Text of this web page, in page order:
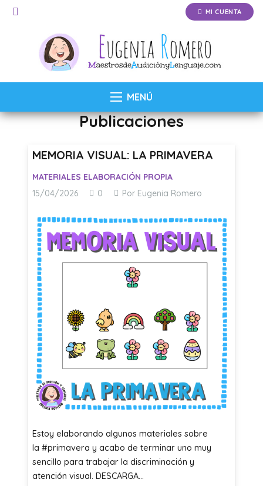
MI CUENTA
MENÚ
Publicaciones
MEMORIA VISUAL: LA PRIMAVERA
MATERIALES ELABORACIÓN PROPIA
15/04/2026
0 Por Eugenia Romero
Estoy elaborando algunos materiales sobre
la #primavera y acabo de terminar uno muy
sencillo para trabajar la discriminación y
atención visual. DESCARGA…